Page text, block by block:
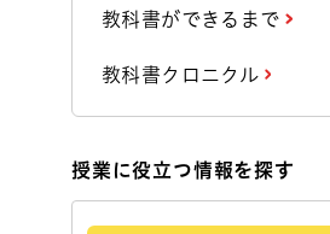
教科書ができるまで
教科書クロニクル
授業に役立つ情報を探す